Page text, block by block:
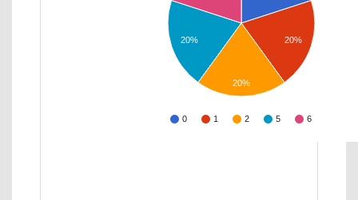
0 1 2 5 6
20%
20%
20%